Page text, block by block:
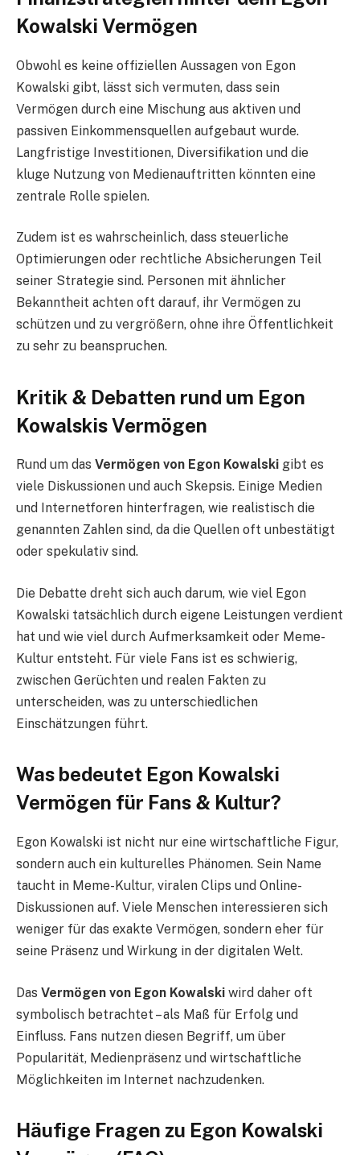
Kowalski Vermögen
Obwohl es keine offiziellen Aussagen von Egon
Kowalski gibt, lässt sich vermuten, dass sein
Vermögen durch eine Mischung aus aktiven und
passiven Einkommensquellen aufgebaut wurde.
Langfristige Investitionen, Diversifikation und die
kluge Nutzung von Medienauftritten könnten eine
zentrale Rolle spielen.
Zudem ist es wahrscheinlich, dass steuerliche
Optimierungen oder rechtliche Absicherungen Teil
seiner Strategie sind. Personen mit ähnlicher
Bekanntheit achten oft darauf, ihr Vermögen zu
schützen und zu vergrößern, ohne ihre Öffentlichkeit
zu sehr zu beanspruchen.
Kritik & Debatten rund um Egon
Kowalskis Vermögen
Rund um das Vermögen von Egon Kowalski gibt es
viele Diskussionen und auch Skepsis. Einige Medien
und Internetforen hinterfragen, wie realistisch die
genannten Zahlen sind, da die Quellen oft unbestätigt
oder spekulativ sind.
Die Debatte dreht sich auch darum, wie viel Egon
Kowalski tatsächlich durch eigene Leistungen verdient
hat und wie viel durch Aufmerksamkeit oder Meme-
Kultur entsteht. Für viele Fans ist es schwierig,
zwischen Gerüchten und realen Fakten zu
unterscheiden, was zu unterschiedlichen
Einschätzungen führt.
Was bedeutet Egon Kowalski
Vermögen für Fans & Kultur?
Egon Kowalski ist nicht nur eine wirtschaftliche Figur,
sondern auch ein kulturelles Phänomen. Sein Name
taucht in Meme-Kultur, viralen Clips und Online-
Diskussionen auf. Viele Menschen interessieren sich
weniger für das exakte Vermögen, sondern eher für
seine Präsenz und Wirkung in der digitalen Welt.
Das Vermögen von Egon Kowalski wird daher oft
symbolisch betrachtet – als Maß für Erfolg und
Einfluss. Fans nutzen diesen Begriff, um über
Popularität, Medienpräsenz und wirtschaftliche
Möglichkeiten im Internet nachzudenken.
Häufige Fragen zu Egon Kowalski